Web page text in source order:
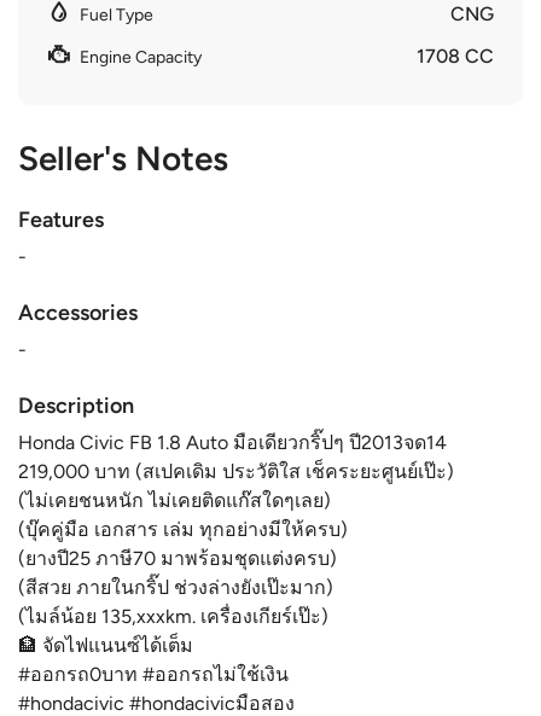
Fuel Type CNG
Engine Capacity 1708 CC
Seller's Notes
Features
-
Accessories
-
Description
Honda Civic FB 1.8 Auto มือเดียวกริ๊ปๆ ปี2013จด14
219,000 บาท (สเปคเดิม ประวัติใส เช็คระยะศูนย์เป๊ะ)
(ไม่เคยชนหนัก ไม่เคยติดแก๊สใดๆเลย)
(บุ๊คคู่มือ เอกสาร เล่ม ทุกอย่างมีให้ครบ)
(ยางปี25 ภาษี70 มาพร้อมชุดแต่งครบ)
(สีสวย ภายในกริ๊ป ช่วงล่างยังเป๊ะมาก)
(ไมล์น้อย 135,xxxkm. เครื่องเกียร์เป๊ะ)
🏦 จัดไฟแนนซ์ได้เต็ม
#ออกรถ0บาท #ออกรถไม่ใช้เงิน
#hondacivic #hondacivicมือสอง